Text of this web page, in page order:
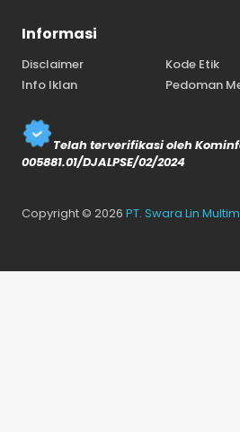
Informasi
Disclaimer Kode Etik
Info Iklan
Pedoman
Telah terverifikasi oleh
005881.01/DJALPSE/02/2024
Copyright © 2026 PT. Swara Lin